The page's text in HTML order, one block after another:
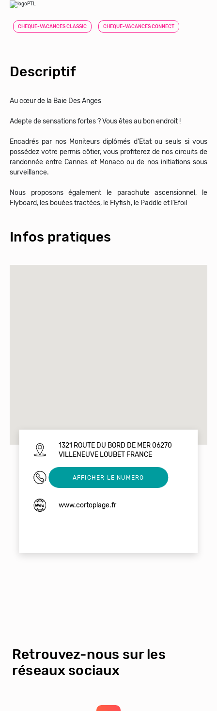
CHEQUE-VACANCES CLASSIC CHEQUE-VACANCES CONNECT
Descriptif
Au cœur de la Baie Des Anges
Adepte de sensations fortes ? Vous êtes au bon endroit !
Encadrés par nos Moniteurs diplômés d'Etat ou seuls si vous
possédez votre permis côtier, vous profiterez de nos circuits de
randonnée entre Cannes et Monaco ou de nos initiations sous
surveillance.
Nous proposons également le parachute ascensionnel, le
Infos pratiques
1321 ROUTE DU BORD DE MER 06270
VILLENEUVE LOUBET FRANCE
0608777458
AFFICHER LE NUMERO
www.cortoplage.fr
Retrouvez-nous sur les
réseaux sociaux